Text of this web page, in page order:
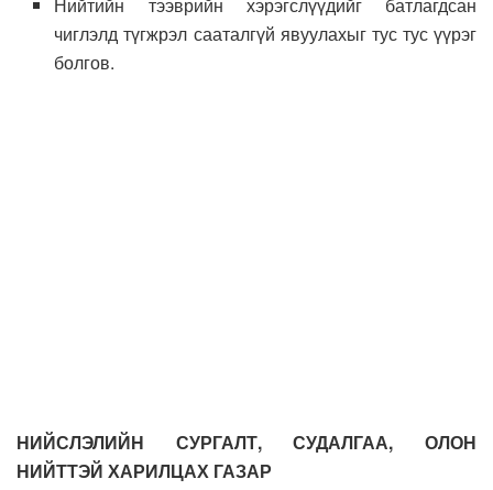
чиглэлд түгжрэл сааталгүй явуулахыг тус тус үүрэг
болгов.
НИЙСЛЭЛИЙН СУРГАЛТ, СУДАЛГАА, ОЛОН
НИЙТТЭЙ ХАРИЛЦАХ ГАЗАР